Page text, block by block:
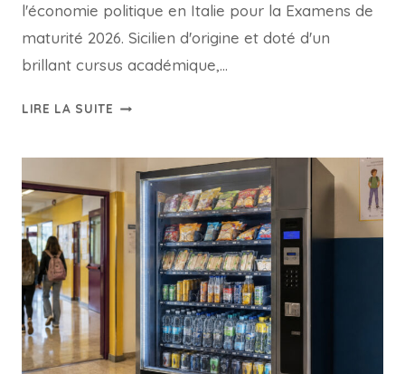
l'économie politique en Italie pour la Examens de
maturité 2026. Sicilien d'origine et doté d'un
brillant cursus académique,…
LIRE LA SUITE KEVIN
28
LE
PLUS
COMMISSAIRE
À
MATURITÉ